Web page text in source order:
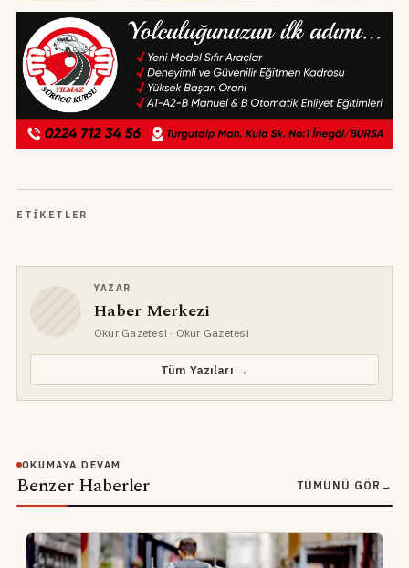
ETIKETLER
YAZAR
Haber Merkezi
Okur Gazetesi · Okur Gazetesi
Tüm Yazıları →
OKUMAYA DEVAM
Benzer Haberler TÜMÜNÜ GÖR →